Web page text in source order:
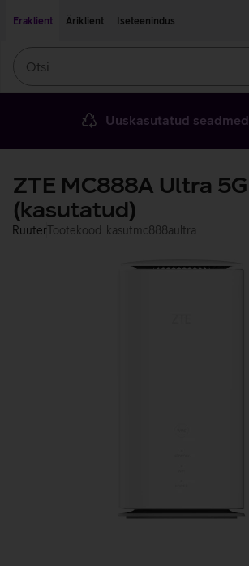
Eraklient
Äriklient Iseteenindus
Uuskasutatud seadmed
ZTE MC888A Ultra 5G
(kasutatud)
RuuterTootekood: kasutmc888aultra